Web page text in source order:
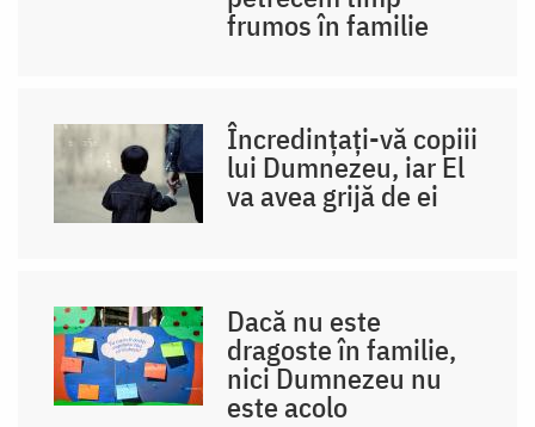
frumos în familie
Încredințați-vă copiii
lui Dumnezeu, iar El
va avea grijă de ei
Dacă nu este
dragoste în familie,
nici Dumnezeu nu
este acolo